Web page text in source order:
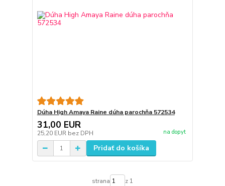
Dúha High Amaya Raine dúha parochňa 572534
31,00 EUR
25,20 EUR bez DPH na dopyt
Pridať do košíka
strana z 1